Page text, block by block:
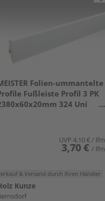
Folien-ummantelte
Fußleiste Profil 3 PK
324 Uni
UVP 4,10 € / lfm
3,70 € / lfm
& Versand durch Ihren Händler
Kunze